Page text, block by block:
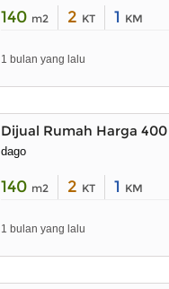
140 m2 2 KT 1 KM
1 bulan yang lalu
Dijual Rumah Harga
dago
140 m2 2 KT 1 KM
1 bulan yang lalu